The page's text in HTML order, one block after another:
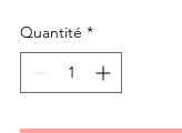
Quantité *